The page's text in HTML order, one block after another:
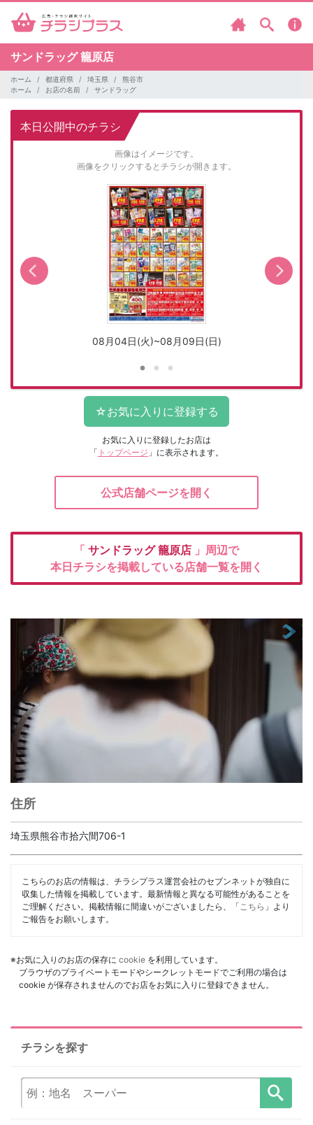
サンドラッグ籠原店
ホーム 都道府県 埼玉県
熊谷市
ホーム
お店の名前 サンドラッグ
本日公開中のチラシ
画像はイメージです。
画像をクリックするとチラシが開きます。
08月04日(火)~08月09日(日)
お気に入りに登録したお店は
「 トップページ 」に表示されます。
公式店舗ページを開く
「 サンドラッグ籠原店 」周辺で
本日チラシを掲載している店舗一覧を開く
住所
埼玉県熊谷市拾六間706-1
こちらのお店の情報は、チラシプラス運営会社のセブンネットが独自に
収集した情報を掲載しています。最新情報と異なる可能性があることを
ご理解ください。掲載情報に間違いがございましたら、「 こちら 」より
ご報告をお願いします。
※お気に入りのお店の保存に cookie を利用しています。
ブラウザのプライベートモードやシークレットモードでご利用の場合は
cookie が保存されませんのでお店をお気に入りに登録できません。
チラシを探す